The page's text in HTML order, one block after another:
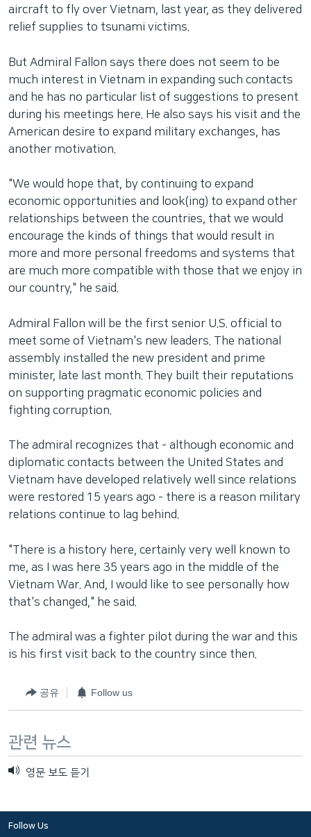
aircraft to fly over Vietnam, last year, as they delivered
relief supplies to tsunami victims.
But Admiral Fallon says there does not seem to be
much interest in Vietnam in expanding such contacts
and he has no particular list of suggestions to present
during his meetings here. He also says his visit and the
American desire to expand military exchanges, has
another motivation.
"We would hope that, by continuing to expand
economic opportunities and look(ing) to expand other
relationships between the countries, that we would
encourage the kinds of things that would result in
more and more personal freedoms and systems that
are much more compatible with those that we enjoy in
our country," he said.
Admiral Fallon will be the first senior U.S. official to
meet some of Vietnam's new leaders. The national
assembly installed the new president and prime
minister, late last month. They built their reputations
on supporting pragmatic economic policies and
fighting corruption.
The admiral recognizes that - although economic and
diplomatic contacts between the United States and
Vietnam have developed relatively well since relations
were restored 15 years ago - there is a reason military
relations continue to lag behind.
"There is a history here, certainly very well known to
me, as I was here 35 years ago in the middle of the
Vietnam War. And, I would like to see personally how
that's changed," he said.
The admiral was a fighter pilot during the war and this
is his first visit back to the country since then.
공유 Follow us
관련 뉴스
영문 보도 듣기
Follow Us